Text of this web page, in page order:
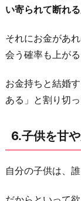
い寄られて断れ
それにお金があ
会う確率も上がる
お金持ちと結婚
ある」と割り切
6.子供を甘
自分の子供は、